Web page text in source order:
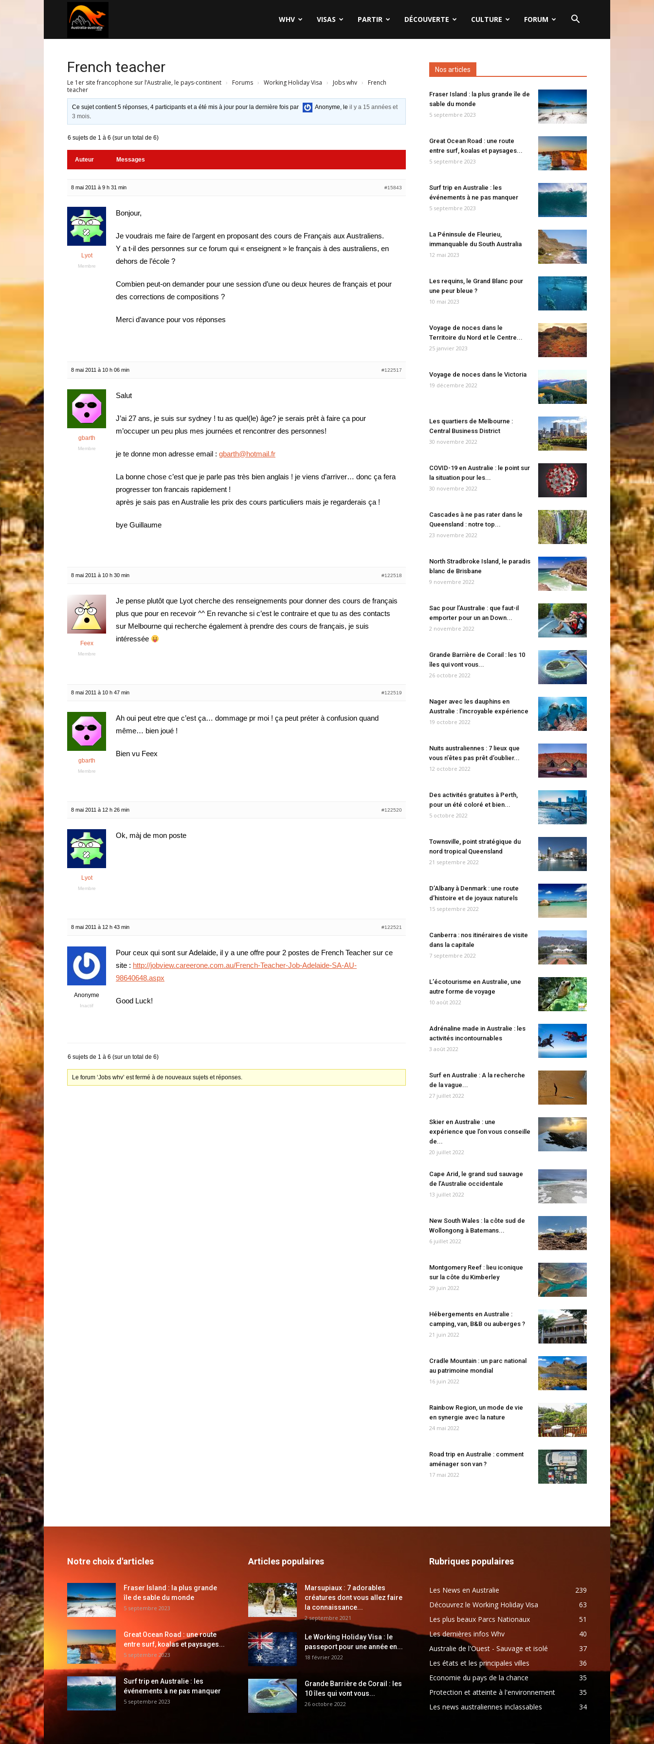
WHV VISAS PARTIR DÉCOUVERTE CULTURE FORUM
French teacher
Le 1er site francophone sur l’Australie, le pays-continent › Forums › Working Holiday Visa › Jobs whv ›
French
teacher
Ce sujet contient 5 réponses, 4 participants et a été mis à jour pour la dernière fois par Anonyme, leil y a 15 années et
3 mois.
6 sujets de 1 à 6 (sur un total de 6)
Auteur Messages
8 mai 2011 à 9 h 31 min #15843
Lyot
Membre
Bonjour,
Je voudrais me faire de l’argent en proposant des cours de Français aux Australiens.
Y a t-il des personnes sur ce forum qui « enseignent » le français à des australiens, en
dehors de l’école ?
Combien peut-on demander pour une session d’une ou deux heures de français et pour
des corrections de compositions ?
Merci d’avance pour vos réponses
8 mai 2011 à 10 h 06 min #122517
gbarth
Membre
Salut
J’ai 27 ans, je suis sur sydney ! tu as quel(le) âge? je serais prêt à faire ça pour
m’occuper un peu plus mes journées et rencontrer des personnes!
je te donne mon adresse email : gbarth@hotmail.fr
La bonne chose c’est que je parle pas très bien anglais ! je viens d’arriver… donc ça fera
progresser ton francais rapidement !
après je sais pas en Australie les prix des cours particuliers mais je regarderais ça !
bye Guillaume
8 mai 2011 à 10 h 30 min #122518
Feex
Membre
Je pense plutôt que Lyot cherche des renseignements pour donner des cours de français
plus que pour en recevoir ^^ En revanche si c’est le contraire et que tu as des contacts
sur Melbourne qui recherche également à prendre des cours de français, je suis
intéressée
8 mai 2011 à 10 h 47 min #122519
gbarth
Membre
Ah oui peut etre que c’est ça… dommage pr moi ! ça peut préter à confusion quand
même… bien joué !
Bien vu Feex
8 mai 2011 à 12 h 26 min #122520
Lyot
Membre
Ok, màj de mon poste
8 mai 2011 à 12 h 43 min #122521
Anonyme
Inactif
Pour ceux qui sont sur Adelaide, il y a une offre pour 2 postes de French Teacher sur ce
site : http://jobview.careerone.com.au/French-Teacher-Job-Adelaide-SA-AU-
98640648.aspx
Good Luck!
6 sujets de 1 à 6 (sur un total de 6)
Le forum ‘Jobs whv’ est fermé à de nouveaux sujets et réponses.
Nos articles
Fraser Island : la plus grande île de
sable du monde
5 septembre 2023
Great Ocean Road : une route
entre surf, koalas et paysages...
5 septembre 2023
Surf trip en Australie : les
événements à ne pas manquer
5 septembre 2023
La Péninsule de Fleurieu,
immanquable du South Australia
12 mai 2023
Les requins, le Grand Blanc pour
une peur bleue ?
10 mai 2023
Voyage de noces dans le
Territoire du Nord et le Centre...
25 janvier 2023
Voyage de noces dans le Victoria
19 décembre 2022
Les quartiers de Melbourne :
Central Business District
30 novembre 2022
COVID-19 en Australie : le point sur
la situation pour les...
30 novembre 2022
Cascades à ne pas rater dans le
Queensland : notre top...
23 novembre 2022
North Stradbroke Island, le paradis
blanc de Brisbane
9 novembre 2022
Sac pour l’Australie : que faut-il
emporter pour un an Down...
2 novembre 2022
Grande Barrière de Corail : les 10
îles qui vont vous...
26 octobre 2022
Nager avec les dauphins en
Australie : l’incroyable expérience
19 octobre 2022
Nuits australiennes : 7 lieux que
vous n’êtes pas prêt d’oublier...
12 octobre 2022
Des activités gratuites à Perth,
pour un été coloré et bien...
5 octobre 2022
Townsville, point stratégique du
nord tropical Queensland
21 septembre 2022
D’Albany à Denmark : une route
d’histoire et de joyaux naturels
15 septembre 2022
Canberra : nos itinéraires de visite
dans la capitale
7 septembre 2022
L’écotourisme en Australie, une
autre forme de voyage
10 août 2022
Adrénaline made in Australie : les
activités incontournables
3 août 2022
Surf en Australie : A la recherche
de la vague...
27 juillet 2022
Skier en Australie : une
expérience que l’on vous conseille
de...
20 juillet 2022
Cape Arid, le grand sud sauvage
de l’Australie occidentale
13 juillet 2022
New South Wales : la côte sud de
Wollongong à Batemans...
6 juillet 2022
Montgomery Reef : lieu iconique
sur la côte du Kimberley
29 juin 2022
Hébergements en Australie :
camping, van, B&B ou auberges ?
21 juin 2022
Cradle Mountain : un parc national
au patrimoine mondial
16 juin 2022
Rainbow Region, un mode de vie
en synergie avec la nature
24 mai 2022
Road trip en Australie : comment
aménager son van ?
17 mai 2022
Notre choix d'articles
Fraser Island : la plus grande
île de sable du monde
5 septembre 2023
Great Ocean Road : une route
entre surf, koalas et paysages...
5 septembre 2023
Surf trip en Australie : les
événements à ne pas manquer
5 septembre 2023
Articles populaires
Marsupiaux : 7 adorables
créatures dont vous allez faire
la connaissance...
2 septembre 2021
Le Working Holiday Visa : le
passeport pour une année en...
18 février 2022
Grande Barrière de Corail : les
10 îles qui vont vous...
26 octobre 2022
Rubriques populaires
Les News en Australie
239
Découvrez le Working Holiday Visa
63
Les plus beaux Parcs Nationaux
51
Les dernières infos Whv
40
Australie de l'Ouest - Sauvage et isolé
37
Les états et les principales villes
36
Economie du pays de la chance
35
Protection et atteinte à l'environnement
35
Les news australiennes inclassables
34